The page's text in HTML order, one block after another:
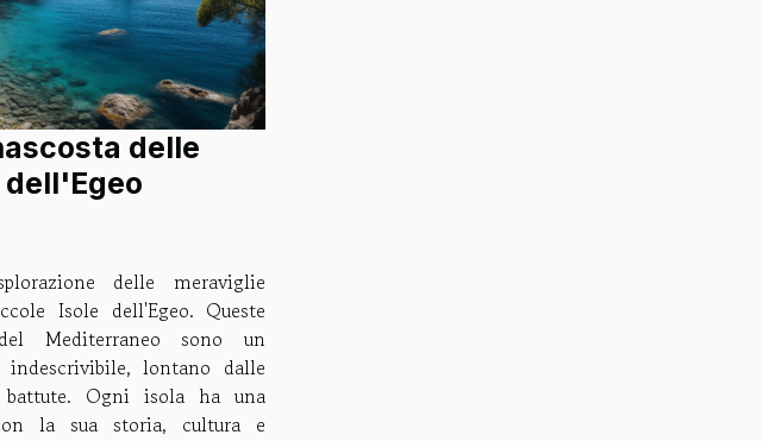
delle
delle meraviglie
Isole dell'Egeo. Queste
Mediterraneo sono un
lontano dalle
Ogni isola ha una
la sua storia, cultura e